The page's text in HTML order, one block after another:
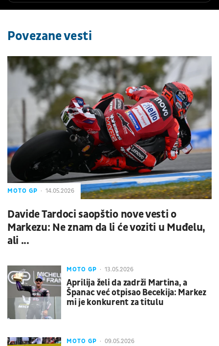
Povezane vesti
MOTO GP 14.05.2026
Davide Tardoci saopštio nove vesti o
Markezu: Ne znam da li će voziti u Muđelu,
ali ...
MOTO GP 13.05.2026
Aprilija želi da zadrži Martina, a
Španac već otpisao Becekija: Markez
mi je konkurent za titulu
MOTO GP 09.05.2026